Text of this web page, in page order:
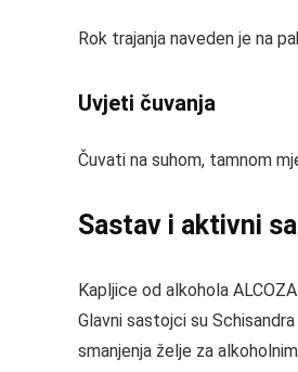
Rok trajanja naveden je na
Uvjeti čuvanja
Čuvati na suhom, tamnom
Sastav i aktivni
Kapljice od alkohola
Glavni sastojci su
smanjenja želje za